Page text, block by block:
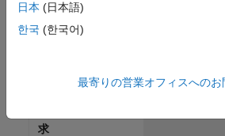
地
域
求
日本 (日本語)
한국 (한국어)
最寄りの営業オフィスへのお